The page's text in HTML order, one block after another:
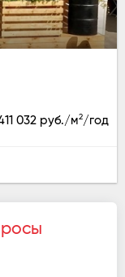
032 руб./м2/год